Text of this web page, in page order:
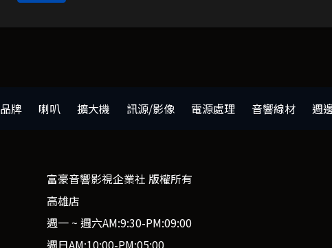
品牌 喇叭 擴大機 訊源/影像 電源處理 音響線材 週
富豪音響影視企業社 版權所有
高雄店
週一 ~ 週六AM:9:30-PM:09:00
週日AM:10:00-PM:05:00